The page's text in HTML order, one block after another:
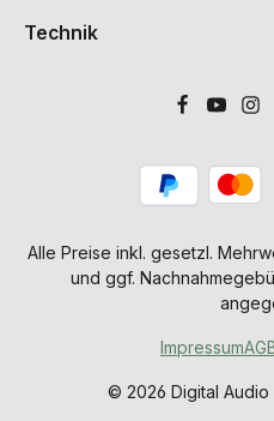
Technik
Alle Preise inkl. gesetzl.
und ggf.
© 2026 Digital
Impressum